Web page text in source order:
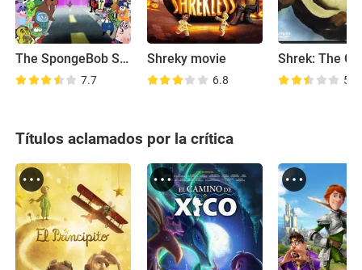
The SpongeBob SquarePants Movie: Rehydrated
7.7
Shreky movie
6.8 5.4
Títulos aclamados por la crítica